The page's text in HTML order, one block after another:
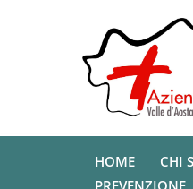
HOME CHI
PREVENZIONE